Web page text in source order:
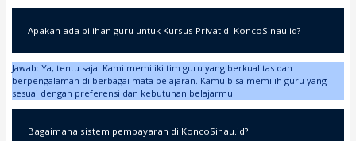
Apakah ada pilihan guru untuk Kursus Privat di KoncoSinau.id?
Jawab: Ya, tentu saja! Kami memiliki tim guru yang berkualitas dan
berpengalaman di berbagai mata pelajaran. Kamu bisa memilih guru yang
sesuai dengan preferensi dan kebutuhan belajarmu.
Bagaimana sistem pembayaran di KoncoSinau.id?